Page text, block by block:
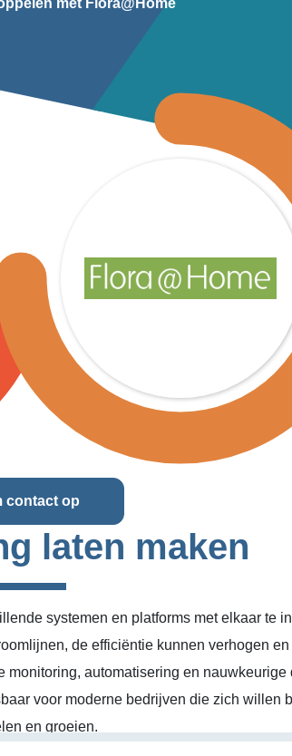
met Flora@Home
contact op
laten maken
systemen en platforms met elkaar te
de efficiëntie kunnen verhogen en
monitoring, automatisering en nauwkeurige
voor moderne bedrijven die zich willen
en groeien.